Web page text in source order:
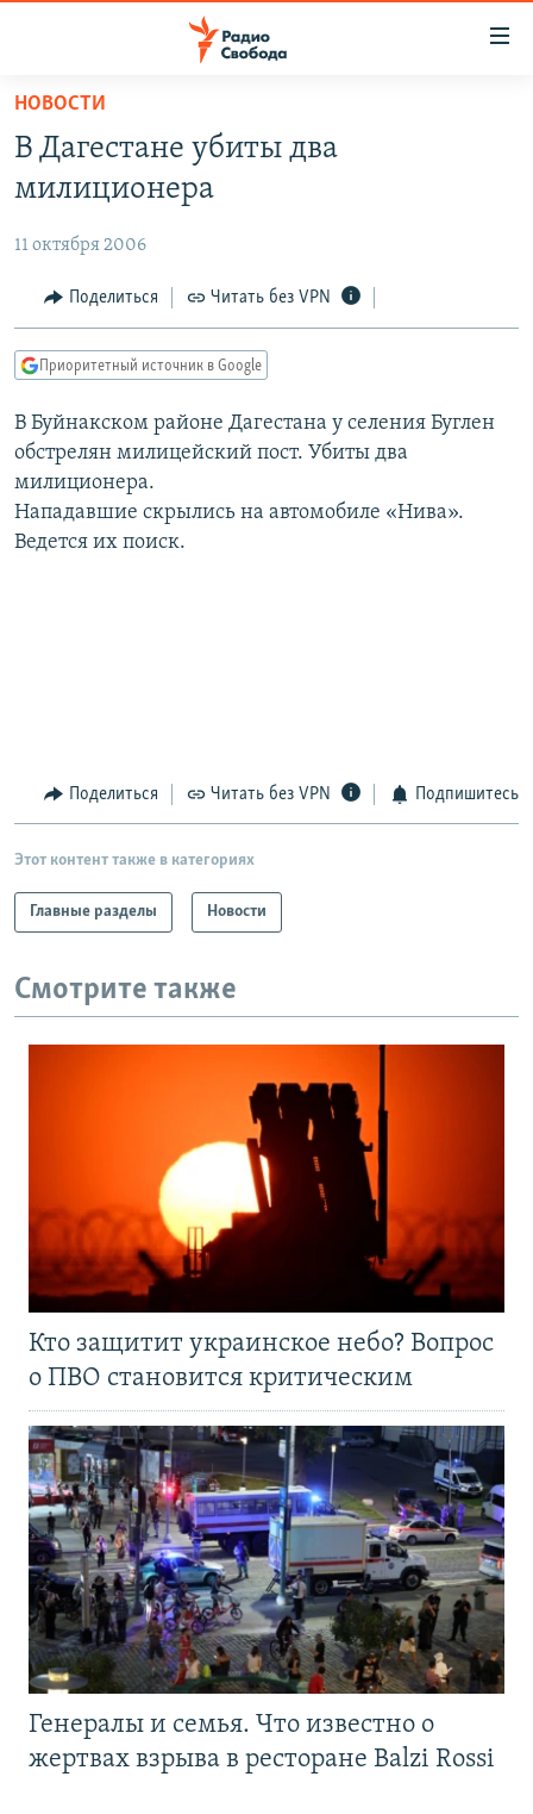
упрощенного
доступа
основному
Вернутся
главной
навигации
Вернутся
поиску
ПОДКАСТЫ
АВТОРСКИЕ ПРОЕКТЫ
ЦИТАТЫ СВОБОДЫ
МНЕНИЯ
IDEL.РЕАЛИИ
КАВКАЗ.РЕАЛИИ
СЕВЕР.РЕАЛИИ
СИБИРЬ.РЕАЛИИ
РАСПИСАНИЕ ВЕЩАНИЯ
Все сайты РСЕ/РС
НОВОСТИ
В Дагестане убиты два
милиционера
11 октября 2006
Поделиться Читать без VPN
Приоритетный источник в Google
В Буйнакском районе Дагестана у селения Буглен
обстрелян милицейский пост. Убиты два
милиционера.
Нападавшие скрылись на автомобиле «Нива».
Ведется их поиск.
Поделиться Читать без VPN Подпишитесь
Этот контент также в категориях
Главные разделы Новости
Смотрите также
Кто защитит украинское небо? Вопрос
о ПВО становится критическим
Генералы и семья. Что известно о
жертвах взрыва в ресторане Balzi Rossi